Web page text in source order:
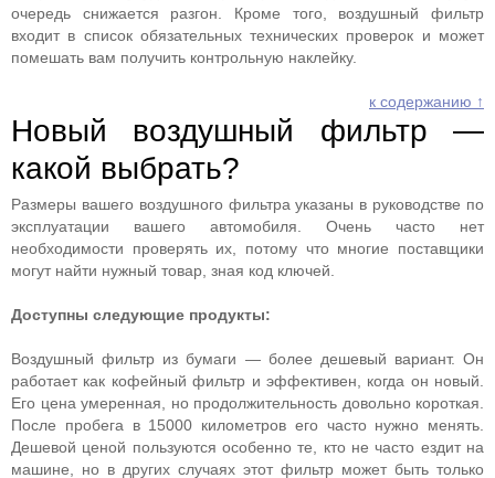
очередь снижается разгон. Кроме того, воздушный фильтр
входит в список обязательных технических проверок и может
помешать вам получить контрольную наклейку.
к содержанию ↑
Новый воздушный фильтр —
какой выбрать?
Размеры вашего воздушного фильтра указаны в руководстве по
эксплуатации вашего автомобиля. Очень часто нет
необходимости проверять их, потому что многие поставщики
могут найти нужный товар, зная код ключей.
Доступны следующие продукты:
Воздушный фильтр из бумаги — более дешевый вариант. Он
работает как кофейный фильтр и эффективен, когда он новый.
Его цена умеренная, но продолжительность довольно короткая.
После пробега в 15000 километров его часто нужно менять.
Дешевой ценой пользуются особенно те, кто не часто ездит на
машине, но в других случаях этот фильтр может быть только